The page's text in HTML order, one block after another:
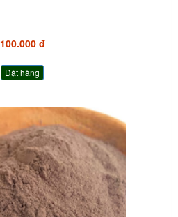
100.000 đ
Đặt hàng